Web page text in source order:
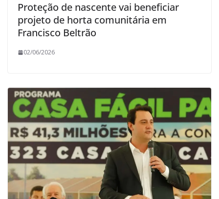
Proteção de nascente vai beneficiar
projeto de horta comunitária em
Francisco Beltrão
02/06/2026